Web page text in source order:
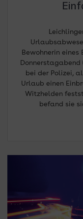
Bewohnerin
Donnerstagabend
bei der Polizei,
Urlaub einen
Witzhelden
befand sie